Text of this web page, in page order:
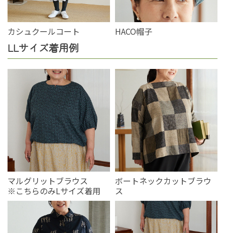
カシュクールコート HACO帽子
LLサイズ着用例
マルグリットブラウス
※こちらのみLサイズ着用
ボートネックカットブラウ
ス